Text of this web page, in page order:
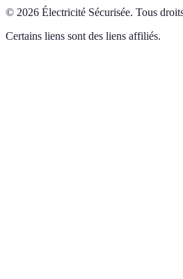
© 2026 Électricité Sécurisée. Tous
Certains liens sont des liens affiliés.